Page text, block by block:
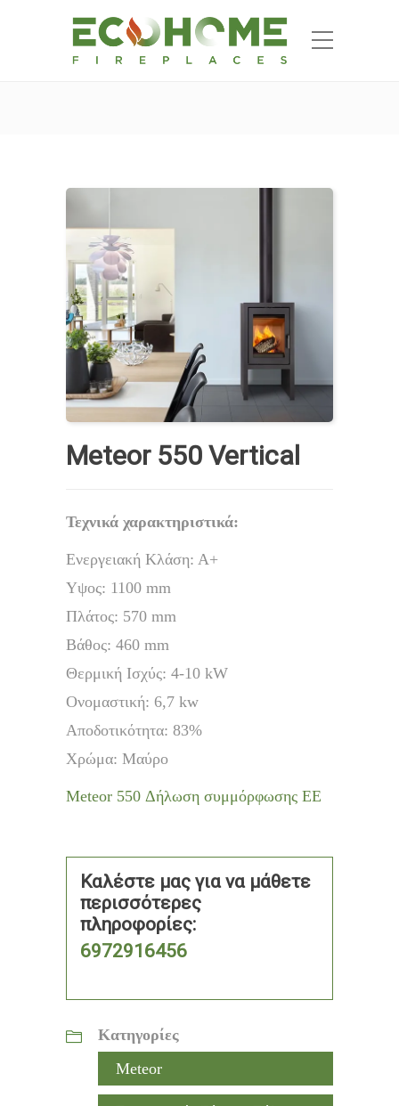
Meteor 550 Vertical
Τεχνικά χαρακτηριστικά:
Ενεργειακή Κλάση: Α+
Υψος: 1100 mm
Πλάτος: 570 mm
Βάθος: 460 mm
Θερμική Ισχύς: 4-10 kW
Ονομαστική: 6,7 kw
Αποδοτικότητα: 83%
Χρώμα: Μαύρο
Meteor 550 Δήλωση συμμόρφωσης ΕΕ
Καλέστε μας για να μάθετε
περισσότερες
πληροφορίες:
6972916456
Κατηγορίες
Meteor